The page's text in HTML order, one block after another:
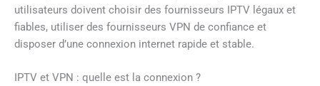
utilisateurs doivent choisir des fournisseurs IPTV légaux et
fiables, utiliser des fournisseurs VPN de confiance et
disposer d’une connexion internet rapide et stable.
IPTV et VPN : quelle est la connexion ?